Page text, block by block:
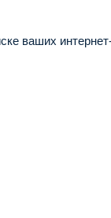
ваших